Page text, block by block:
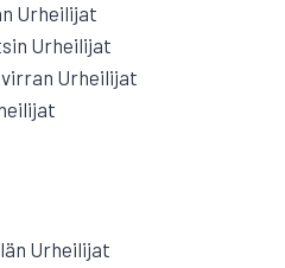
Urheilijat
Urheilijat
Urheilijat
Urheilijat